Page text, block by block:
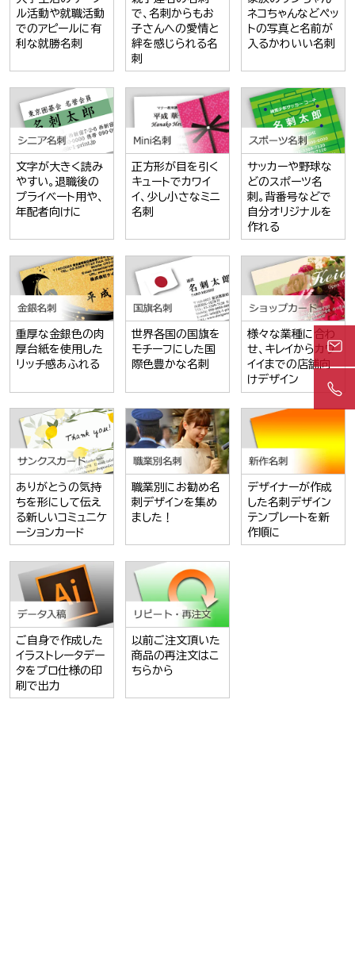
ル活動や就職活動
でのアピールに有
利な就勝名刺
で、名刺からもお
子さんへの愛情と
絆を感じられる名
刺
ネコちゃんなどペッ
トの写真と名前が
入るかわいい名刺
文字が大きく読み
やすい。退職後の
プライベート用や、
年配者向けに
正方形が目を引く
キュートでカワイ
イ、少し小さなミニ
名刺
サッカーや野球な
どのスポーツ名
刺。背番号などで
自分オリジナルを
作れる
重厚な金銀色の肉
厚台紙を使用した
リッチ感あふれる
世界各国の国旗を
モチーフにした国
際色豊かな名刺
様々な業種に合わ
せ、キレイからカワ
イイまでの店舗向
けデザイン
ありがとうの気持
ちを形にして伝え
る新しいコミュニケ
ーションカード
職業別にお勧め名
刺デザインを集め
ました！
デザイナーが作成
した名刺デザイン
テンプレートを新
作順に
ご自身で作成した
イラストレータデー
タをプロ仕様の印
刷で出力
以前ご注文頂いた
商品の再注文はこ
ちらから